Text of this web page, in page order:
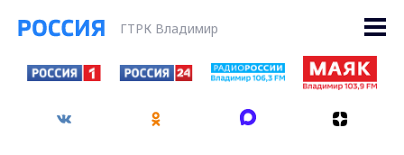
ГТРК Владимир